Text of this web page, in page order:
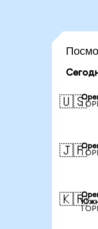
🇺🇸
1
🇯🇵
1
🇰🇷
1